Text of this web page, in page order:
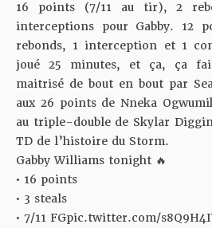
16 points (7/11 au tir), 2
interceptions pour Gabby. 12
rebonds, 1 interception et 1
joué 25 minutes, et ça, ça
maitrisé de bout en bout par
aux 26 points de Nneka
au triple-double de Skylar
TD de l’histoire du Storm.
Gabby Williams tonight 🔥
• 16 points
• 3 steals
• 7/11 FGpic.twitter.com/